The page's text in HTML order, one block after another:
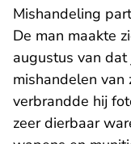
Mishandeling
De man maakte
augustus van
mishandelen van
verbrandde hij
zeer dierbaar